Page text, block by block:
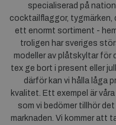
specialiserad på
cocktailflaggor, tygmärken,
ett enormt sortiment -
troligen har sveriges
modeller av plåtskyltar för
tex ge bort i present eller
därför kan vi hålla låga
kvalitet. Ett exempel är
som vi bedömer tillhör
marknaden. Vi kommer att